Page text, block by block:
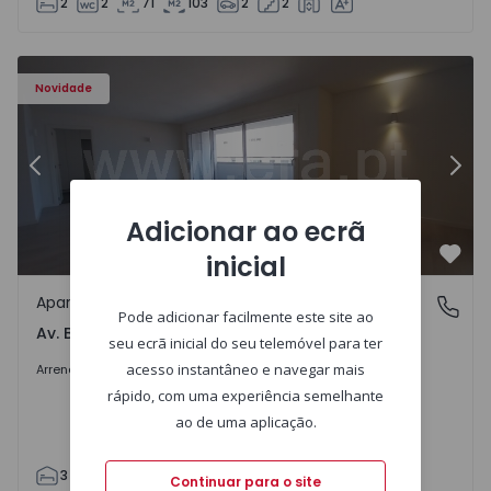
Novidade
Apartamento T3 Porto, Av. Boavista - 1575472 - 5
Anterior
Av. Boavista, Porto
Apartamento
Av. Boavista, Porto
Arrendar 2.300 €/mês
3 142 2 4
Adicionar ao ecrã
inicial
Pode adicionar facilmente este site ao
seu ecrã inicial do seu telemóvel para ter
acesso instantâneo e navegar mais
rápido, com uma experiência semelhante
ao de uma aplicação.
Continuar para o site